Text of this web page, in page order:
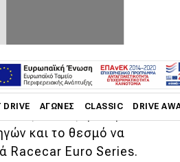
DRIVE ΑΓΏΝΕΣ CLASSIC DRIVE
οδηγού ράλι Jérôme
ομάδας Team
οι πρώτοι αγώνες με
και το θεσμό να
Racecar Euro Series.